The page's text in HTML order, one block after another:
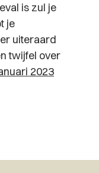
is zul je
je
uiteraard
twijfel over
2023